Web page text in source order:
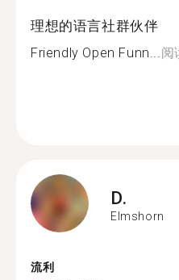
理想的语言社群伙伴
Friendly Open Funn...阅
D.
Elmshorn
流利